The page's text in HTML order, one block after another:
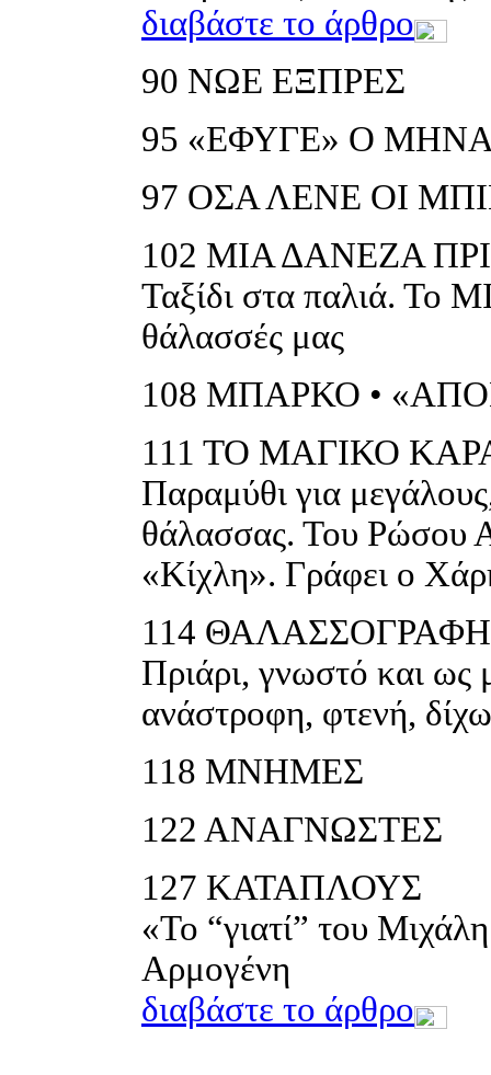
διαβάστε το άρθρο
90 ΝΩΕ ΕΞΠΡΕΣ
95 «ΕΦΥΓΕ» Ο
97 ΟΣΑ ΛΕΝΕ ΟΙ
102 ΜΙΑ ΔΑΝΕΖΑ
Ταξίδι στα παλιά. Το
θάλασσές μας
108 ΜΠΑΡΚΟ •
111 ΤΟ ΜΑΓΙΚΟ
Παραμύθι για
θάλασσας. Του Ρώσου
«Κίχλη». Γράφει ο
114
Πριάρι, γνωστό και
ανάστροφη, φτενή,
118 ΜΝΗΜΕΣ
122 ΑΝΑΓΝΩΣΤΕΣ
127 ΚΑΤΑΠΛΟΥΣ
«Το “γιατί” του
Αρμογένη
διαβάστε το άρθρο